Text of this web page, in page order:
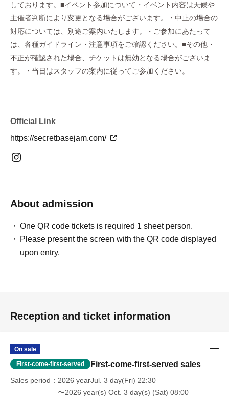
しております。■イベント参加について・イベント内容は天候や
主催者判断により変更となる場合がございます。・中止の場合の
対応については、別途ご案内いたします。・ご参加にあたって
は、各種ガイドライン・注意事項をご確認ください。■その他・
不正が確認された場合、チケットは無効となる場合がございま
す。・当日はスタッフの案内に従ってご参加ください。
Official Link
https://secretbasejam.com/
About admission
One QR code tickets is required 1 sheet person.
Please present the screen with the QR code displayed
upon entry.
Reception and ticket information
On sale
First-come-first-served First-come-first-served sales
Sales period
2026 yearJul. 3 day(Fri) 22:30
〜2026 year(s) Oct. 3 day(s) (Sat) 08:00